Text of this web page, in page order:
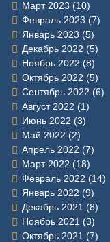
Март 2023 (10)
Февраль 2023 (7)
Январь 2023 (5)
Декабрь 2022 (5)
Ноябрь 2022 (8)
Октябрь 2022 (5)
Сентябрь 2022 (6)
Август 2022 (1)
Июнь 2022 (3)
Май 2022 (2)
Апрель 2022 (7)
Март 2022 (18)
Февраль 2022 (14)
Январь 2022 (9)
Декабрь 2021 (8)
Ноябрь 2021 (3)
Октябрь 2021 (7)